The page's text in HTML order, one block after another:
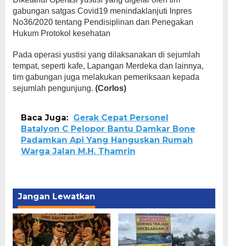
gabungan satgas Covid19 menindaklanjuti Inpres
No36/2020 tentang Pendisiplinan dan Penegakan
Hukum Protokol kesehatan
Pada operasi yustisi yang dilaksanakan di sejumlah
tempat, seperti kafe, Lapangan Merdeka dan lainnya,
tim gabungan juga melakukan pemeriksaan kepada
sejumlah pengunjung. (Corlos)
Baca Juga: Gerak Cepat Personel
Batalyon C Pelopor Bantu Damkar Bone
Padamkan Api Yang Hanguskan Rumah
Warga Jalan M.H. Thamrin
Jangan Lewatkan